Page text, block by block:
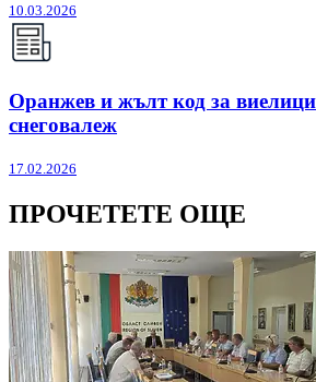
10.03.2026
Оранжев и жълт код за
снеговалеж
17.02.2026
ПРОЧЕТЕТЕ ОЩЕ